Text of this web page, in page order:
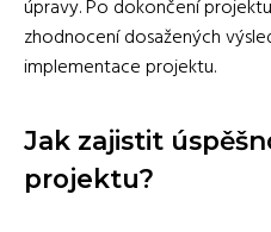
úpravy. Po dokončení
zhodnocení dosažených
implementace projektu.
Jak zajistit
projektu?